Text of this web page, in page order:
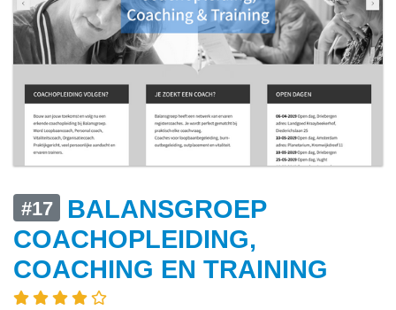
#17
BALANSGROEP
COACHOPLEIDING,
COACHING EN TRAINING